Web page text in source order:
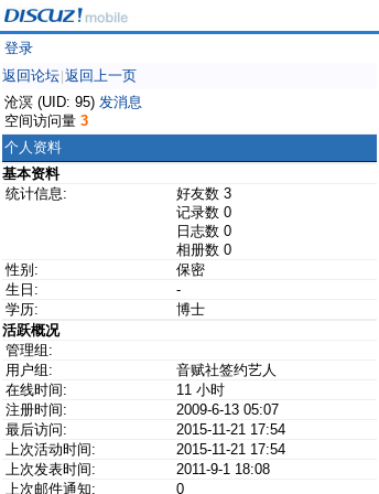
登录
返回论坛 返回上一页
沧溟 (UID: 95) 发消息
空间访问量 3
个人资料
基本资料
统计信息:
好友数 3
记录数 0
日志数 0
相册数 0
性别:
保密
生日:
-
学历:
博士
活跃概况
管理组:
用户组:
音赋社签约艺人
在线时间:
11 小时
注册时间:
2009-6-13 05:07
最后访问:
2015-11-21 17:54
上次活动时间:
2015-11-21 17:54
上次发表时间:
2011-9-1 18:08
上次邮件通知:
0